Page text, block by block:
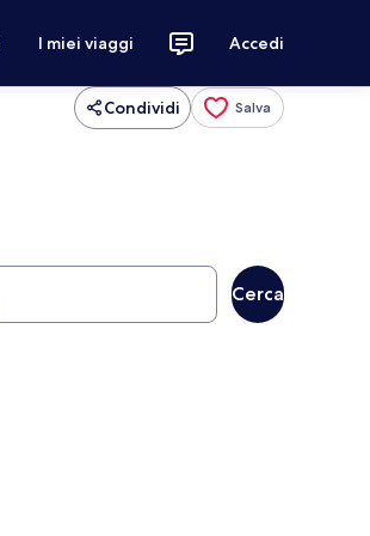
I miei viaggi Accedi
Condividi Salva
Cerca